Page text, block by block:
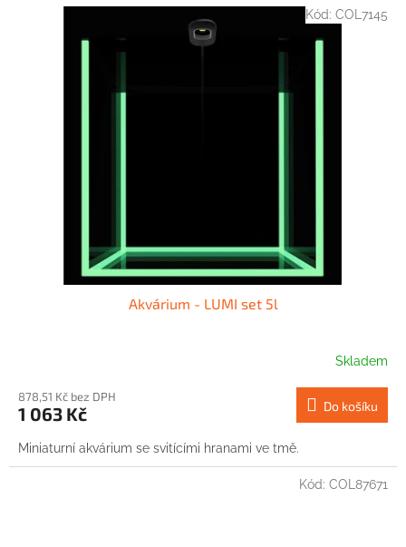
Akvárium - LUMI set 5l
Skladem
878,51 Kč bez DPH
1 063 Kč Do košíku
Miniaturní akvárium se svitícími hranami ve tmě.
Kód: COL7145
Kód: COL87671